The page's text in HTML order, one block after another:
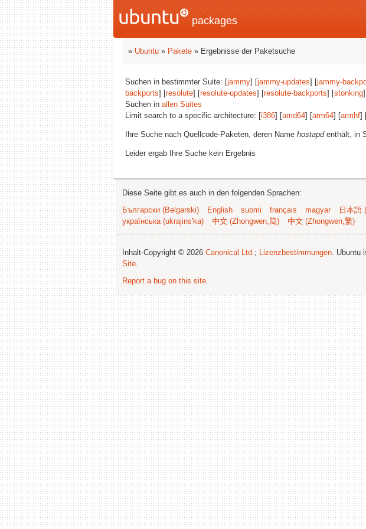
packages
» Ubuntu » Pakete » Ergebnisse der Paketsuche
Suchen in bestimmter Suite: [jammy] [jammy-updates] [jammy-
backports] [resolute] [resolute-updates] [resolute-backports] [stonking]
Suchen in allen Suites
Limit search to a specific architecture: [i386] [amd64] [arm64] [armhf]
Ihre Suche nach Quellcode-Paketen, deren Name hostapdenthält, in
Leider ergab Ihre Suche kein Ergebnis
Diese Seite gibt es auch in den folgenden Sprachen:
Български (Bəlgarski)
English suomi français magyar 日本語
українська (ukrajins'ka)
中文 (Zhongwen,简) 中文 (Zhongwen,繁)
Inhalt-Copyright © 2026 Canonical Ltd.; Lizenzbestimmungen. Ubuntu
Site.
Report a bug on this site.